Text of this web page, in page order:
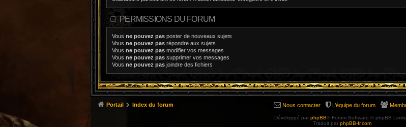
PERMISSIONS DU FORUM
Vous ne pouvez pas poster de nouveaux sujets
Vous ne pouvez pas répondre aux sujets
Vous ne pouvez pas modifier vos messages
Vous ne pouvez pas supprimer vos messages
Vous ne pouvez pas joindre des fichiers
Portail Index du forum L’équipe du forum
Nous contacter
Développé par phpBB® Forum Software © phpBB
Traduit par phpBB-fr.com